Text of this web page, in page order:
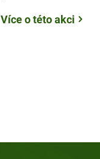
Více o této akci